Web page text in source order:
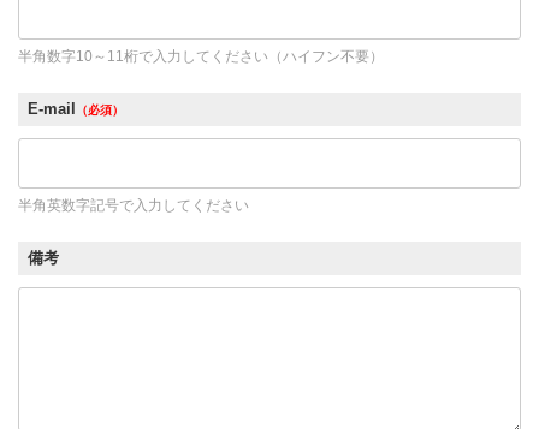
半角数字10～11桁で入力してください（ハイフン不要）
E-mail （必須）
半角英数字記号で入力してください
備考